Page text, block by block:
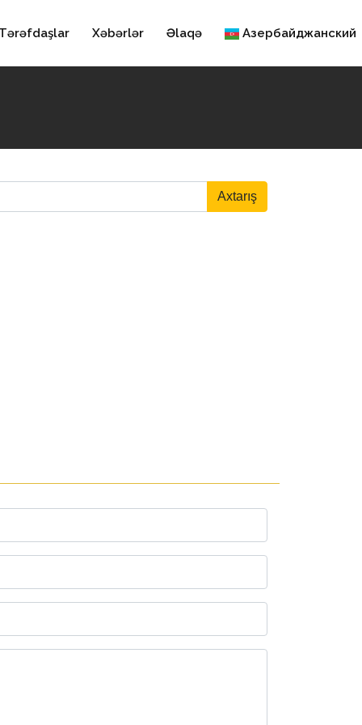
Xəbərlər Əlaqə Азербайджанский
Axtarış